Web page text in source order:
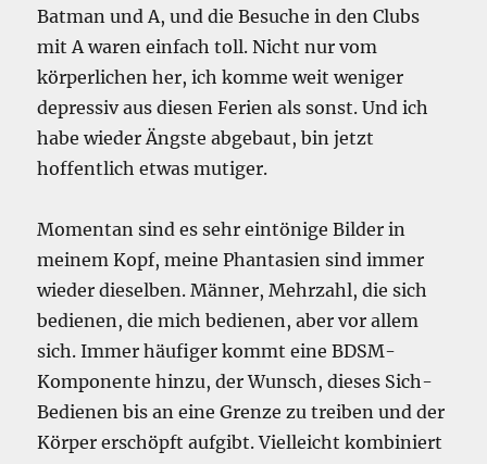
Batman und A, und die Besuche in den Clubs
mit A waren einfach toll. Nicht nur vom
körperlichen her, ich komme weit weniger
depressiv aus diesen Ferien als sonst. Und ich
habe wieder Ängste abgebaut, bin jetzt
hoffentlich etwas mutiger.
Momentan sind es sehr eintönige Bilder in
meinem Kopf, meine Phantasien sind immer
wieder dieselben. Männer, Mehrzahl, die sich
bedienen, die mich bedienen, aber vor allem
sich. Immer häufiger kommt eine BDSM-
Komponente hinzu, der Wunsch, dieses Sich-
Bedienen bis an eine Grenze zu treiben und der
Körper erschöpft aufgibt. Vielleicht kombiniert